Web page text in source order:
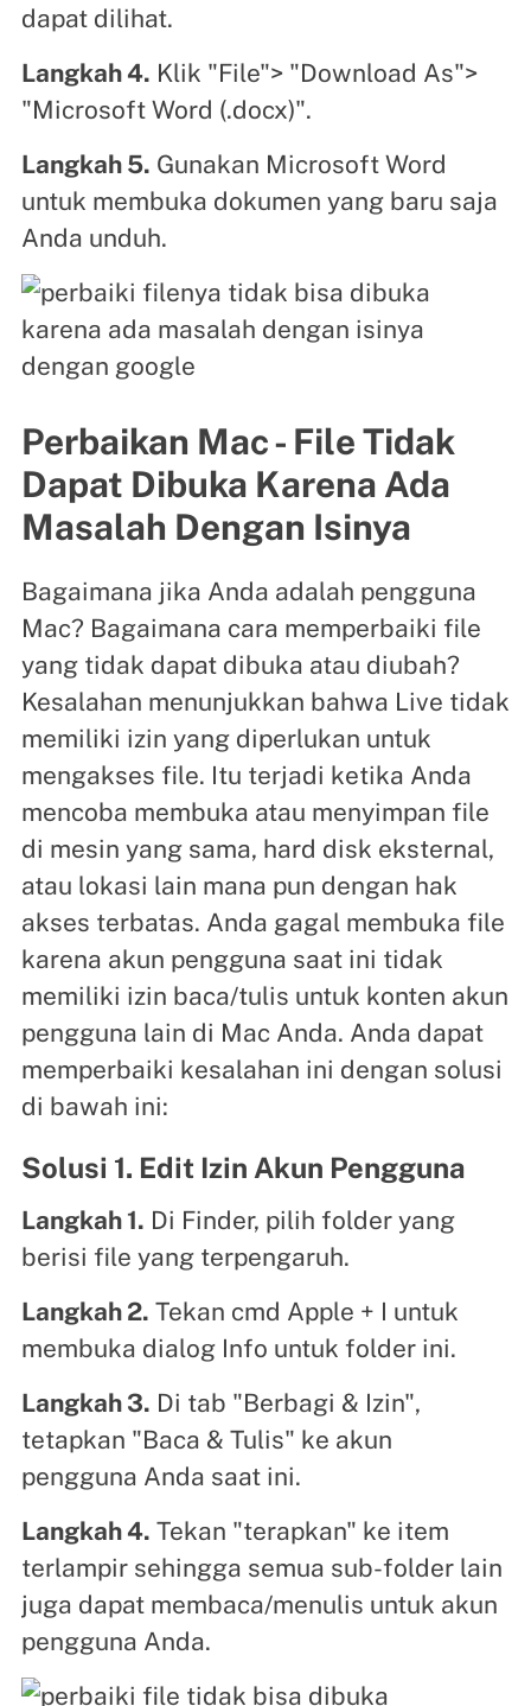
dapat dilihat.
Langkah 4. Klik "File"> "Download As">
"Microsoft Word (.docx)".
Langkah 5. Gunakan Microsoft Word
untuk membuka dokumen yang baru saja
Anda unduh.
Perbaikan Mac - File Tidak
Dapat Dibuka Karena Ada
Masalah Dengan Isinya
Bagaimana jika Anda adalah pengguna
Mac? Bagaimana cara memperbaiki file
yang tidak dapat dibuka atau diubah?
Kesalahan menunjukkan bahwa Live tidak
memiliki izin yang diperlukan untuk
mengakses file. Itu terjadi ketika Anda
mencoba membuka atau menyimpan file
di mesin yang sama, hard disk eksternal,
atau lokasi lain mana pun dengan hak
akses terbatas. Anda gagal membuka file
karena akun pengguna saat ini tidak
memiliki izin baca/tulis untuk konten akun
pengguna lain di Mac Anda. Anda dapat
memperbaiki kesalahan ini dengan solusi
di bawah ini:
Solusi 1. Edit Izin Akun Pengguna
Langkah 1. Di Finder, pilih folder yang
berisi file yang terpengaruh.
Langkah 2. Tekan cmd Apple + I untuk
membuka dialog Info untuk folder ini.
Langkah 3. Di tab "Berbagi & Izin",
tetapkan "Baca & Tulis" ke akun
pengguna Anda saat ini.
Langkah 4. Tekan "terapkan" ke item
terlampir sehingga semua sub-folder lain
juga dapat membaca/menulis untuk akun
pengguna Anda.